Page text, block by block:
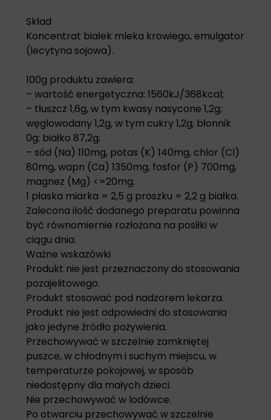
Skład
Koncentrat białek mleka krowiego, emulgator
(lecytyna sojowa).
100g produktu zawiera:
– wartość energetyczna: 1560kJ/368kcal;
– tłuszcz 1,6g, w tym kwasy nasycone 1,2g;
węglowodany 1,2g, w tym cukry 1,2g; błonnik
0g; białko 87,2g;
– sód (Na) 110mg, potas (K) 140mg, chlor (Cl)
80mg, wapn (Ca) 1350mg, fosfor (P) 700mg,
magnez (Mg) <=20mg.
1 płaska miarka = 2,5 g proszku = 2,2 g białka.
Zalecona ilość dodanego preparatu powinna
być równomiernie rozłożona na posiłki w
ciągu dnia.
Ważne wskazówki
Produkt nie jest przeznaczony do stosowania
pozajelitowego.
Produkt stosować pod nadzorem lekarza.
Produkt nie jest odpowiedni do stosowania
jako jedyne źródło pożywienia.
Przechowywać w szczelnie zamkniętej
puszce, w chłodnym i suchym miejscu, w
temperaturze pokojowej, w sposób
niedostępny dla małych dzieci.
Nie przechowywać w lodówce.
Po otwarciu przechowywać w szczelnie